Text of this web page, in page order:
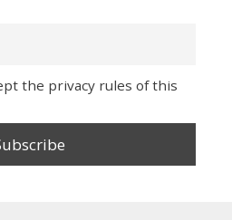
the privacy rules of this